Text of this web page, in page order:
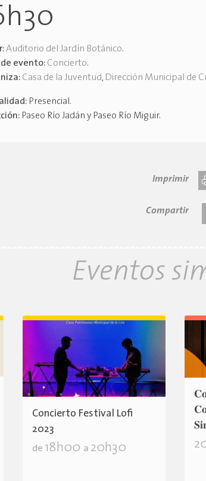
Auditorio del Jardín Botánico.
evento: Concierto.
Casa de la Juventud, Dirección Municipal de
Presencial.
Paseo Río Jadán y Paseo Río Miguir.
Imprimir
Compartir
Eventos
Concierto Festival Lofi
2023
de 18h00 a 20h30